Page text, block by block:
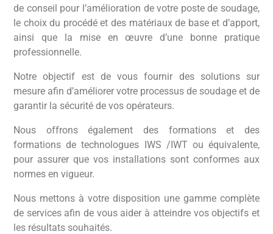
de conseil pour l’amélioration de votre poste de soudage,
le choix du procédé et des matériaux de base et d’apport,
ainsi que la mise en œuvre d’une bonne pratique
professionnelle.
Notre objectif est de vous fournir des solutions sur
mesure afin d’améliorer votre processus de soudage et de
garantir la sécurité de vos opérateurs.
Nous offrons également des formations et des
formations de technologues IWS /IWT ou équivalente,
pour assurer que vos installations sont conformes aux
normes en vigueur.
Nous mettons à votre disposition une gamme complète
de services afin de vous aider à atteindre vos objectifs et
les résultats souhaités.